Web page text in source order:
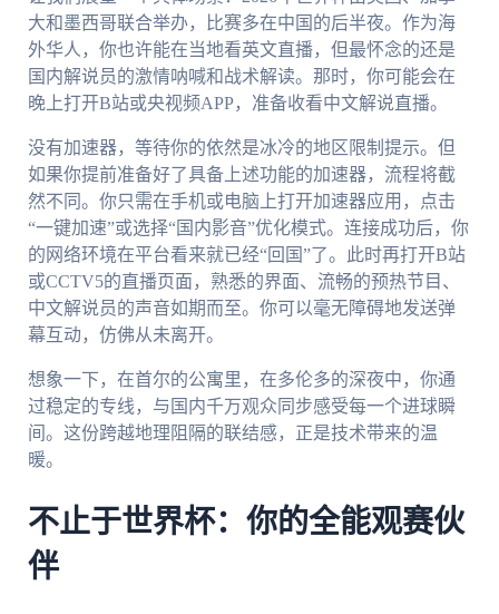
大和墨西哥联合举办，比赛多在中国的后半夜。作为海
外华人，你也许能在当地看英文直播，但最怀念的还是
国内解说员的激情呐喊和战术解读。那时，你可能会在
晚上打开B站或央视频APP，准备收看中文解说直播。
没有加速器，等待你的依然是冰冷的地区限制提示。但
如果你提前准备好了具备上述功能的加速器，流程将截
然不同。你只需在手机或电脑上打开加速器应用，点击
“一键加速”或选择“国内影音”优化模式。连接成功后，你
的网络环境在平台看来就已经“回国”了。此时再打开B站
或CCTV5的直播页面，熟悉的界面、流畅的预热节目、
中文解说员的声音如期而至。你可以毫无障碍地发送弹
幕互动，仿佛从未离开。
想象一下，在首尔的公寓里，在多伦多的深夜中，你通
过稳定的专线，与国内千万观众同步感受每一个进球瞬
间。这份跨越地理阻隔的联结感，正是技术带来的温
暖。
不止于世界杯：你的全能观赛伙
伴